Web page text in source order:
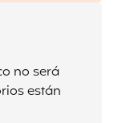
no será
están